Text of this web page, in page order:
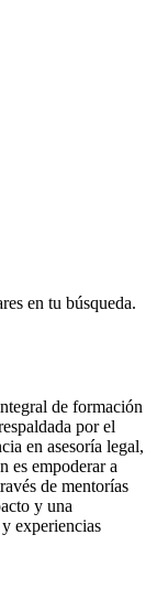
en tu búsqueda.
de formación
por el
en asesoría legal,
es empoderar a
de mentorías
y una
experiencias